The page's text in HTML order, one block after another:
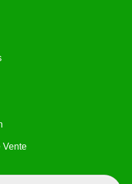
Vente